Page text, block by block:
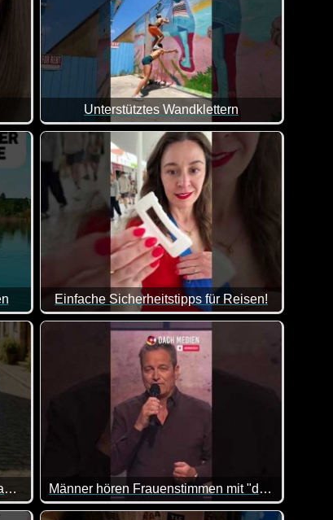
siegt :-) Da bräuchte ich auch erst mal einen
Unterstütztes Wandklettern
Wenn das nicht klasse ist. So kann man zu
was dabei ist. Viel Spaß damit!
Einfache Sicherheitstipps für Reisen!
Jetzt zur Urlaubszeit könnten diese Tipps sehr
20+ deutsche Komiker der 80er - damals und heute Männer hören Frauenstimmen mit "den Hoden"? Dieter Nuhr